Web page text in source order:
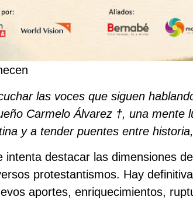
las voces que siguen
Carmelo Álvarez †, una mente
y a tender puentes entre
intenta destacar las dimensiones
protestantismos. Hay
aportes, enriquecimientos,